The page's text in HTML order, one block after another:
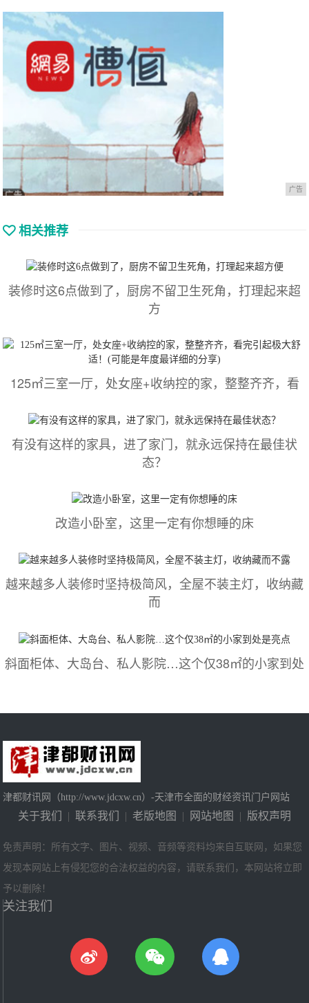
广告
相关推荐
装修时这6点做到了，厨房不留卫生死角，打理起来超
方
125㎡三室一厅，处女座+收纳控的家，整整齐齐，看
有没有这样的家具，进了家门，就永远保持在最佳状
态？
改造小卧室，这里一定有你想睡的床
越来越多人装修时坚持极简风，全屋不装主灯，收纳藏
而
斜面柜体、大岛台、私人影院…这个仅38㎡的小家到处
津都财讯网（http://www.jdcxw.cn）-天津市全面的财经资讯门户网站
关于我们 | 联系我们 | 老版地图 | 网站地图 | 版权声明
免责声明：所有文字、图片、视频、音频等资料均来自互联网，如果您
发现本网站上有侵犯您的合法权益的内容，请联系我们，本网站将立即
予以删除！
关注我们